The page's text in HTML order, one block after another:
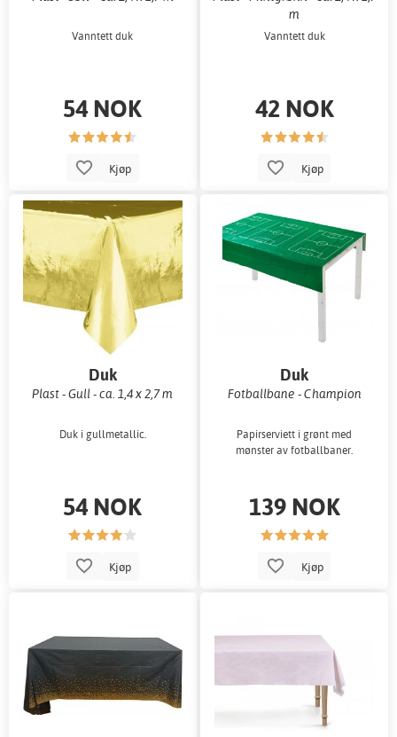
Vanntett duk
54 NOK
Kjøp
m
Vanntett duk
42 NOK
Kjøp
Duk
Plast - Gull - ca. 1,4 x 2,7 m
Duk i gullmetallic.
54 NOK
Kjøp
Duk
Fotballbane - Champion
Papirserviett i grønt med
mønster av fotballbaner.
139 NOK
Kjøp